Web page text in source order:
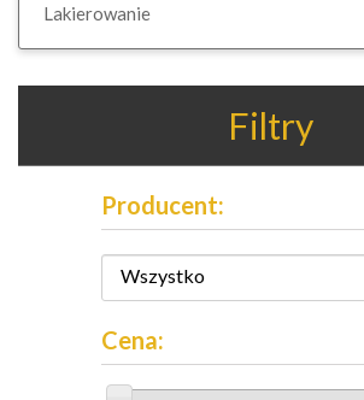
Lakierowanie
Filtry
Producent:
Wszystko
Cena: